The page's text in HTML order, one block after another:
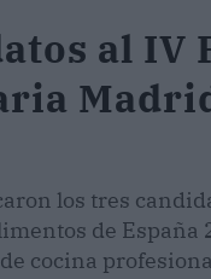
al IV
los tres
de España
cocina